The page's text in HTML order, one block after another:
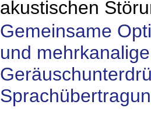
akustischen
Gemeinsame
und